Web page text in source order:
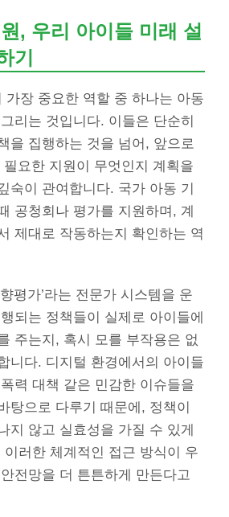
, 우리 아이들 미래 설
기
가장 중요한 역할 중 하나는 아동
리는 것입니다. 이들은 단순히
을 집행하는 것을 넘어, 앞으로
요한 지원이 무엇인지 계획을
숙이 관여합니다. 국가 아동 기
공청회나 평가를 지원하며, 계
제대로 작동하는지 확인하는 역
평가’라는 전문가 시스템을 운
되는 정책들이 실제로 아이들에
주는지, 혹시 모를 부작용은 없
니다. 디지털 환경에서의 아이들
력 대책 같은 민감한 이슈들을
탕으로 다루기 때문에, 정책이
지 않고 실효성을 가질 수 있게
러한 체계적인 접근 방식이 우
전망을 더 튼튼하게 만든다고